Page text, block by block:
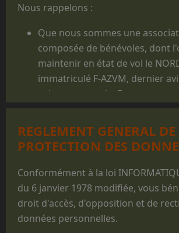
Nous rappelons :
Que nous sommes une
composée de bénévoles, dont
maintenir en état de vol le
immatriculé F-AZVM, dernier
volant au monde. De cet
largués des milliers de jeunes
un appareil mythique dans le
parachutisme militaire.
Que les prestations faites au
structures militaires des 3
réalisées que pour des
ponctuels exécutés lors de
REGLEMENT GENERAL DE
PROTECTION DES
Conformément à la loi
du 6 janvier 1978 modifiée, vous
droit d'accès, d'opposition et de
données personnelles.